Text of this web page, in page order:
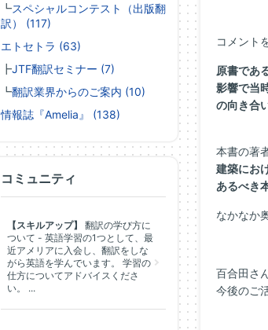
コメント
原書であ
影響で当
の向き合
本書の著
建築にお
あるべき
なかなか
百合田さ
今後のご
┗スペシャルコンテスト（出版翻
訳） (117)
エトセトラ (63)
┣JTF翻訳セミナー (7)
┗翻訳業界からのご案内 (10)
情報誌『Amelia』 (138)
コミュニティ
【スキルアップ】
翻訳の学び方に
ついて - 英語学習の1つとして、最
近アメリアに入会し、翻訳をしな
がら英語を学んでいます。 学習の
仕方についてアドバイスくださ
い。 ...